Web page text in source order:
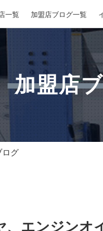
一覧 加盟店ブログ一覧
加盟店
ログ
エンジンオ